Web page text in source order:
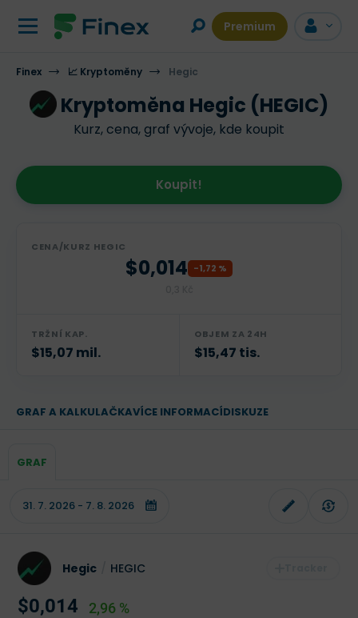
Premium
VÍCE INFORMACÍ
Finex 📈 Kryptoměny Hegic
Kryptoměna Hegic (HEGIC)
Kurz, cena, graf vývoje, kde koupit
Koupit!
CENA/KURZ HEGIC
$0,014 -1,72 %
TRŽNÍ KAP.
$15,07 mil.
OBJEM ZA 24H
$15,47 tis.
GRAF A KALKULAČKAVÍCE INFORMACÍDISKUZE
GRAF
Hegic HEGIC
$0,014 2,96 %